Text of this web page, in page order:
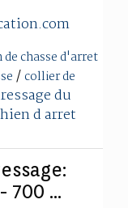
de chasse d'arret
/ collier de
du
d arret
700 ...